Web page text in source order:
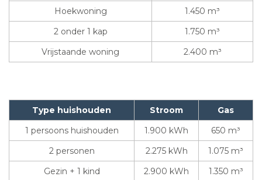
Hoekwoning
1.450 m³
2 onder 1 kap
1.750 m³
Vrijstaande woning
2.400 m³
Type huishouden Stroom
Gas
1 persoons huishouden
1.900 kWh
650 m³
2 personen
2.275 kWh
1.075 m³
Gezin + 1 kind
2.900 kWh 1.350 m³